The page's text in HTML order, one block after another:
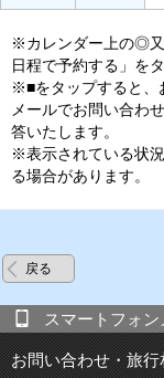
※カレンダー上の◎又
日程で予約する」を
※■をタップすると、
メールでお問い合わ
答いたします。
※表示されている状
る場合があります。
戻る
スマートフォン
お問い合わせ・旅